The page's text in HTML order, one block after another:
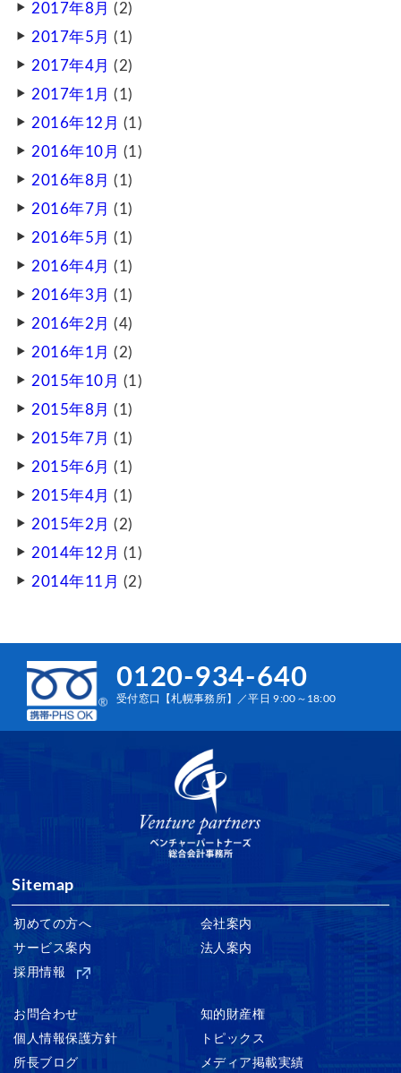
2017年8月 (2)
2017年5月 (1)
2017年4月 (2)
2017年1月 (1)
2016年12月 (1)
2016年10月 (1)
2016年8月 (1)
2016年7月 (1)
2016年5月 (1)
2016年4月 (1)
2016年3月 (1)
2016年2月 (4)
2016年1月 (2)
2015年10月 (1)
2015年8月 (1)
2015年7月 (1)
2015年6月 (1)
2015年4月 (1)
2015年2月 (2)
2014年12月 (1)
2014年11月 (2)
0120-934-640
受付窓口【札幌事務所】／平日 9:00～18:00
Sitemap
初めての方へ
会社案内
サービス案内
法人案内
採用情報
お問合わせ
知的財産権
個人情報保護方針
トピックス
所長ブログ
メディア掲載実績